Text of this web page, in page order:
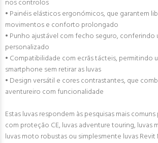
nos controlos
• Painéis elásticos ergonómicos, que garantem
movimentos e conforto prolongado
• Punho ajustável com fecho seguro, conferindo
personalizado
• Compatibilidade com ecrãs tácteis, permitindo
smartphone sem retirar as luvas
• Design versátil e cores contrastantes, que
aventureiro com funcionalidade
Estas luvas respondem às pesquisas mais
com proteção CE, luvas adventure touring,
luvas moto robustas ou simplesmente luvas